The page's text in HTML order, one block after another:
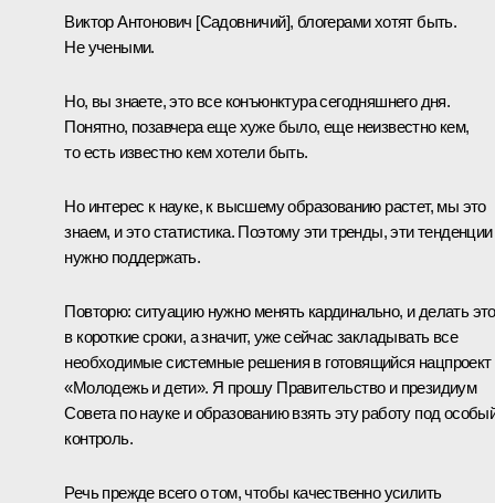
Виктор Антонович [Садовничий], блогерами хотят быть.
Не учеными.
Но, вы знаете, это все конъюнктура сегодняшнего дня.
Понятно, позавчера еще хуже было, еще неизвестно кем,
то есть известно кем хотели быть.
Но интерес к науке, к высшему образованию растет, мы это
знаем, и это статистика. Поэтому эти тренды, эти тенденции
нужно поддержать.
Повторю: ситуацию нужно менять кардинально, и делать это
в короткие сроки, а значит, уже сейчас закладывать все
необходимые системные решения в готовящийся нацпроект
«Молодежь и дети». Я прошу Правительство и президиум
Совета по науке и образованию взять эту работу под
контроль.
Речь прежде всего о том, чтобы качественно усилить